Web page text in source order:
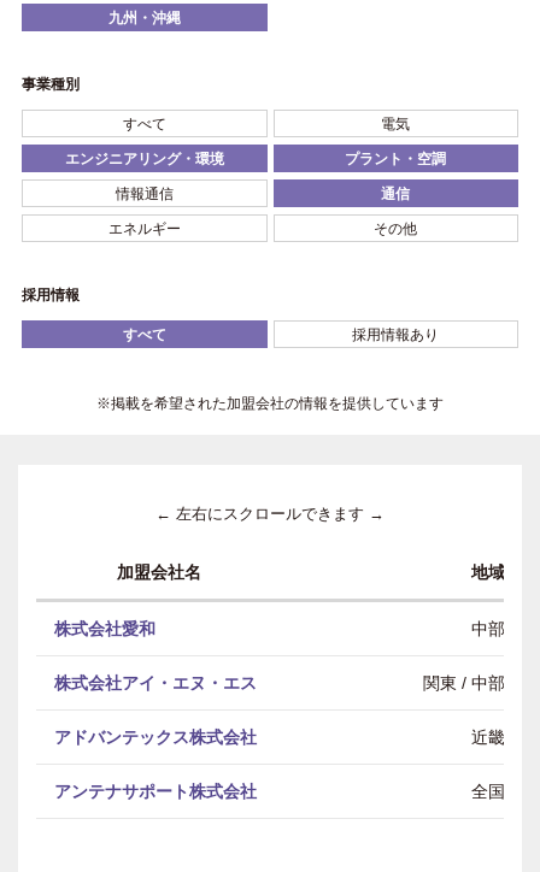
九州・沖縄
事業種別
すべて 電気
エンジニアリング・環境 プラント・空調
情報通信 通信
エネルギー その他
採用情報
すべて 採用情報あり
※掲載を希望された加盟会社の情報を提供しています
← 左右にスクロールできます →
加盟会社名 地域
株式会社愛和 中部
株式会社アイ・エヌ・エス 関東 / 中部 / 近
アドバンテックス株式会社 近畿
アンテナサポート株式会社 全国